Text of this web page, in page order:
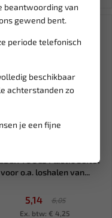
beantwoording van
gewend bent.
periode telefonisch
beschikbaar
achterstanden zo
je een fijne
TOOLS Plastic beitel
voor o.a. loshalen van...
5,14
6,05
Ex. btw: € 4,25